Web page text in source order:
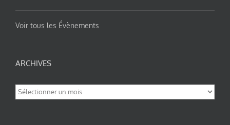
Voir tous les Évènements
ARCHIVES
Archives